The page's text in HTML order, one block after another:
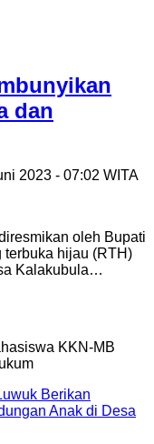
dan
2023 - 07:02 WITA
oleh Bupati
terbuka hijau (RTH)
Kalakubula…
Berikan
Anak di Desa